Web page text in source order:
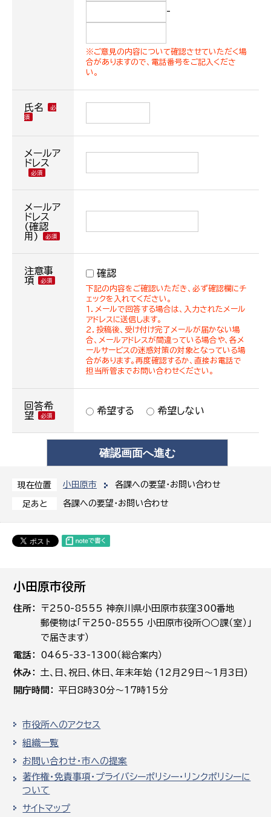
現在位置 小田原市 各課への要望・お問い合わせ
足あと 各課への要望・お問い合わせ
-
※ご意見の内容について確認させていただく場
合がありますので、電話番号をご記入くださ
い。
氏名
メールア
ドレス
メールア
ドレス
(確認
用)
注意事
項
確認
下記の内容をご確認いただき、必ず確認欄にチ
ェックを入れてください。
１．メールで回答する場合は、入力されたメール
アドレスに送信します。
２．投稿後、受け付け完了メールが届かない場
合、メールアドレスが間違っている場合や、各メ
ールサービスの迷惑対策の対象となっている場
合があります。再度確認するか、直接お電話で
担当所管までお問い合わせください。
回答希
望
希望する 希望しない
小田原市役所
住所
〒250-8555 神奈川県小田原市荻窪300番地
郵便物は「〒250-8555 小田原市役所○○課（室）」
で届きます）
電話
0465-33-1300（総合案内）
休み
土､日､祝日、休日、年末年始 (12月29日～1月3日)
開庁時間
平日8時30分～17時15分
市役所へのアクセス
組織一覧
お問い合わせ・市への提案
著作権・免責事項・プライバシーポリシー・リンクポリシーに
ついて
サイトマップ